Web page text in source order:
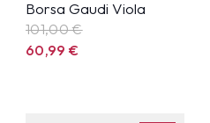
Borsa Gaudi Viola
101,00 €
60,99€